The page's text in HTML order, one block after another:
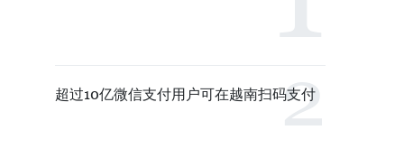
超过10亿微信支付用户可在越南扫码支付